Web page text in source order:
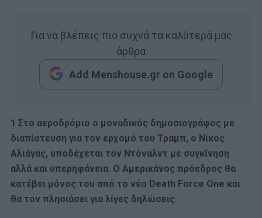
Για να βλέπεις πιο συχνά τα καλύτερά μας
άρθρα
Add Menshouse.gr on Google
1 Στο αεροδρόμιο ο μοναδικός δημοσιογράφος με
διαπίστευση για τον ερχομό του Τραμπ, ο Νίκος
Αλιάγας, υποδέχεται τον Ντόναλντ με συγκίνηση
αλλά και υπερηφάνεια. Ο Αμερικάνος πρόεδρος θα
κατέβει μόνος του από το νέο Death Force One και
θα τον πλησιάσει για λίγες δηλώσεις.